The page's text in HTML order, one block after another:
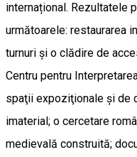
internațional. Rezultatele
următoarele: restaurarea
turnuri şi o clădire de
Centru pentru
spaţii expoziţionale şi de
imaterial; o cercetare
medievală construită;